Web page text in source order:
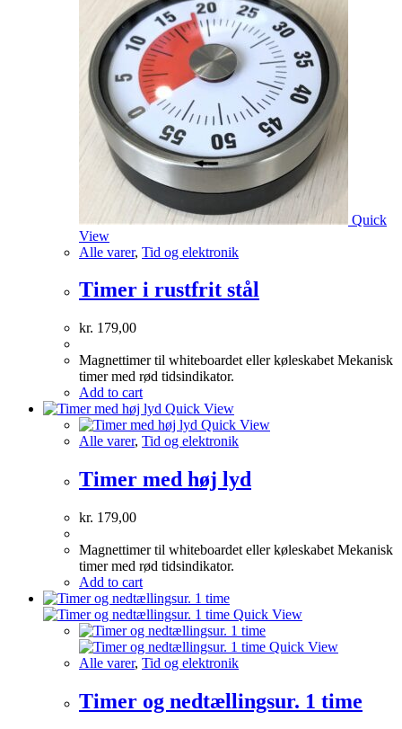
Quick
View
Alle varer, Tid og elektronik
Timer i rustfrit stål
kr. 179,00
Magnettimer til whiteboardet eller køleskabet Mekanisk
timer med rød tidsindikator.
Add to cart
Quick View
Quick View
Alle varer, Tid og elektronik
Timer med høj lyd
kr. 179,00
Magnettimer til whiteboardet eller køleskabet Mekanisk
timer med rød tidsindikator.
Add to cart
Quick View
Quick View
Alle varer, Tid og elektronik
Timer og nedtællingsur. 1 time